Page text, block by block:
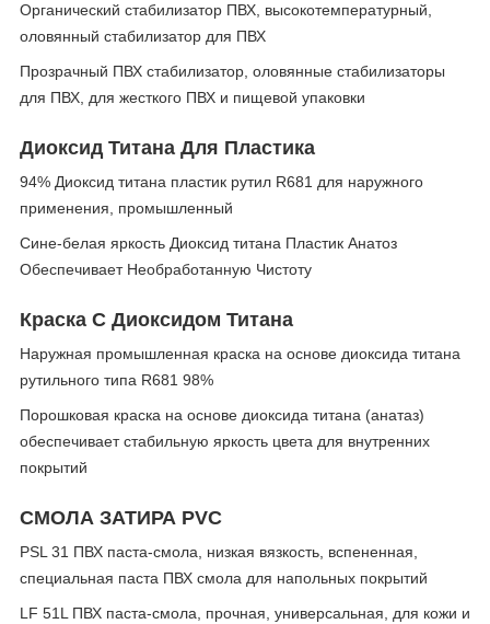
Органический стабилизатор ПВХ, высокотемпературный,
оловянный стабилизатор для ПВХ
Прозрачный ПВХ стабилизатор, оловянные стабилизаторы
для ПВХ, для жесткого ПВХ и пищевой упаковки
Диоксид Титана Для Пластика
94% Диоксид титана пластик рутил R681 для наружного
применения, промышленный
Сине-белая яркость Диоксид титана Пластик Анатоз
Обеспечивает Необработанную Чистоту
Краска С Диоксидом Титана
Наружная промышленная краска на основе диоксида титана
рутильного типа R681 98%
Порошковая краска на основе диоксида титана (анатаз)
обеспечивает стабильную яркость цвета для внутренних
покрытий
СМОЛА ЗАТИРА PVC
PSL 31 ПВХ паста-смола, низкая вязкость, вспененная,
специальная паста ПВХ смола для напольных покрытий
LF 51L ПВХ паста-смола, прочная, универсальная, для кожи и